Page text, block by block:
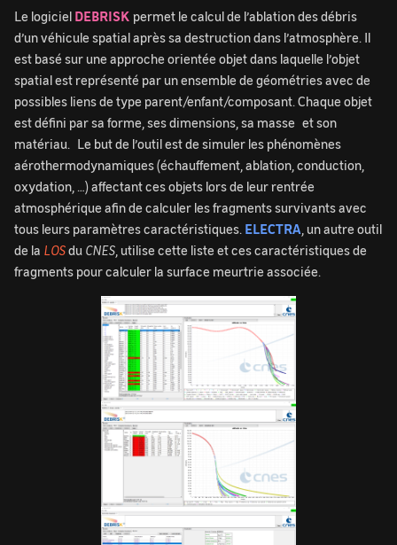
Le logiciel DEBRISK permet le calcul de l’ablation des débris
d’un véhicule spatial après sa destruction dans l’atmosphère. Il
est basé sur une approche orientée objet dans laquelle l’objet
spatial est représenté par un ensemble de géométries avec de
possibles liens de type parent/enfant/composant. Chaque objet
est défini par sa forme, ses dimensions, sa masse et son
matériau. Le but de l’outil est de simuler les phénomènes
aérothermodynamiques (échauffement, ablation, conduction,
oxydation, …) affectant ces objets lors de leur rentrée
atmosphérique afin de calculer les fragments survivants avec
tous leurs paramètres caractéristiques. ELECTRA, un autre outil
de la LOSdu CNES, utilise cette liste et ces caractéristiques de
fragments pour calculer la surface meurtrie associée.